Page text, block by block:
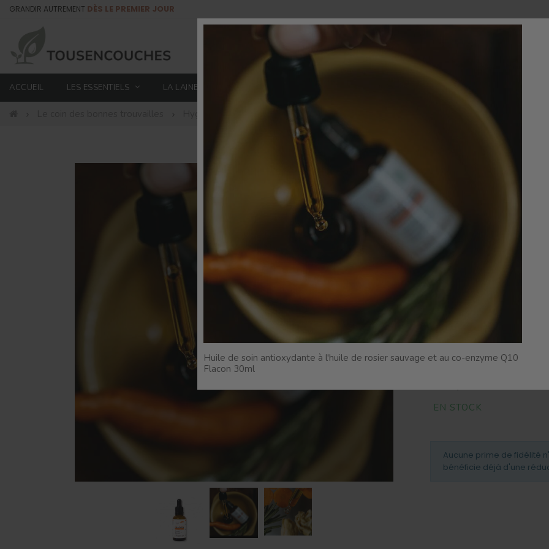
GRANDIR AUTREMENT DÈS LE PREMIER JOUR
ACCUEIL LES ESSENTIELS LA LAINE BONNES TROUVAILLES
Huile de Soin Protectrice Antioxydante
Huile de soin antioxydante à l'huile de rosier sauvage et au co-enzyme Q10
Flacon 30ml
Huile De Soin
CLEMENCE ET VIVIEN
12,30 €
TTC
Huile de soin antioxydante
EN STOCK
Aucune prime de fidélité
bénéficie déjà d'une